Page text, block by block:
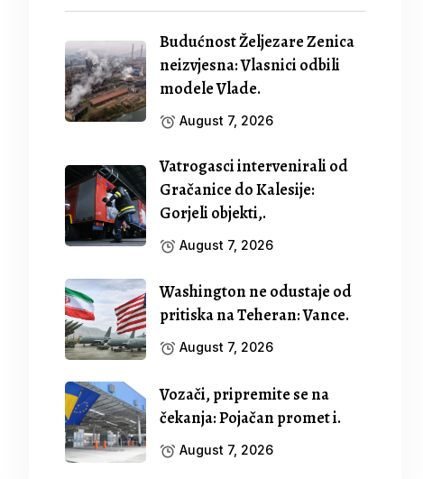
Budućnost Željezare Zenica
neizvjesna: Vlasnici odbili
modele Vlade.
August 7, 2026
Vatrogasci intervenirali od
Gračanice do Kalesije:
Gorjeli objekti,.
August 7, 2026
Washington ne odustaje od
pritiska na Teheran: Vance.
August 7, 2026
Vozači, pripremite se na
čekanja: Pojačan promet i.
August 7, 2026